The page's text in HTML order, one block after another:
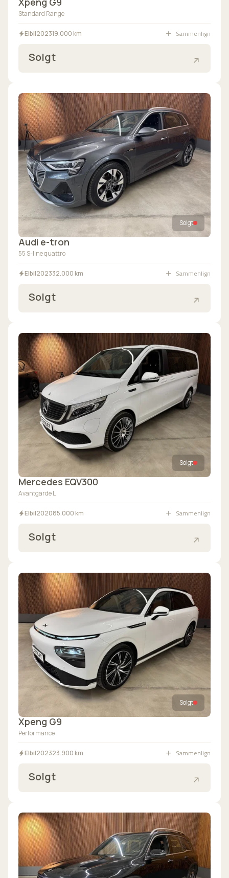
Standard Range
Elbil202319.000 km Sammenlign
Solgt
Solgt
Audi e-tron
55 S-line quattro
Elbil202332.000 km Sammenlign
Solgt
Solgt
Mercedes EQV300
Avantgarde L
Elbil202085.000 km Sammenlign
Solgt
Solgt
Xpeng G9
Performance
Elbil202323.900 km Sammenlign
Solgt